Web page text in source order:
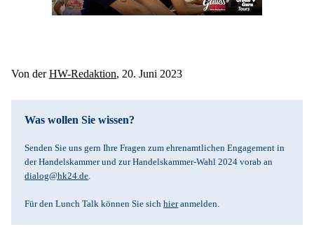
Von der HW-Redaktion, 20. Juni 2023
Was wollen Sie wissen?
Senden Sie uns gern Ihre Fragen zum ehrenamtlichen Engagement in
dialog@hk24.de.
Für den Lunch Talk können Sie sich hier anmelden.